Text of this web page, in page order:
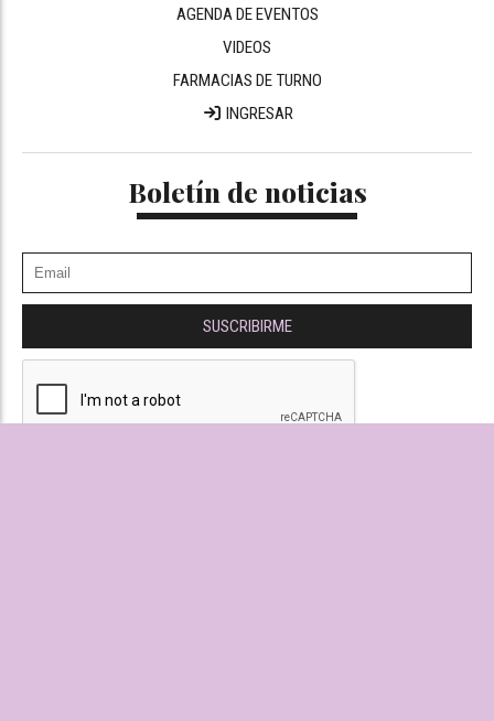
AGENDA DE EVENTOS
VIDEOS
FARMACIAS DE TURNO
INGRESAR
Boletín de noticias
SUSCRIBIRME